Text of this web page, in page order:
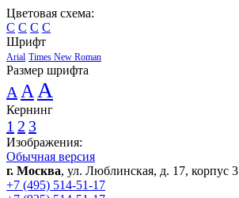
Цветовая схема:
C C C C
Шрифт
Arial Times New Roman
Размер шрифта
A A A
Кернинг
1 2 3
Изображения:
Обычная версия
г. Москва, ул. Люблинская, д. 17, корпус 3
+7 (495) 514-51-17